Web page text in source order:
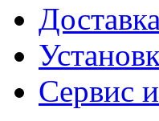
Сервис